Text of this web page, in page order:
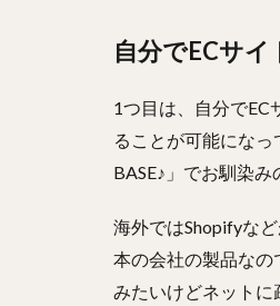
自分でECサ
1つ目は、自分でEC
ることが可能にな
BASE♪」でお馴染
海外ではShopifyな
本の会社の製品な
みたいけどネットに